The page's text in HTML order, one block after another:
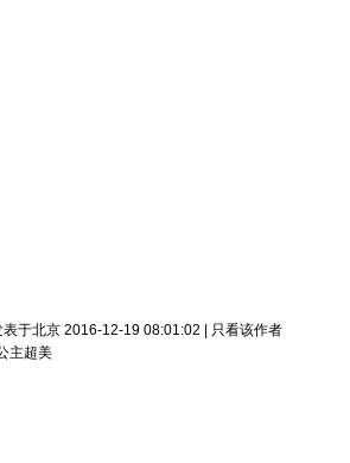
表于北京 2016-12-19 08:01:02
只看该作者
主超美